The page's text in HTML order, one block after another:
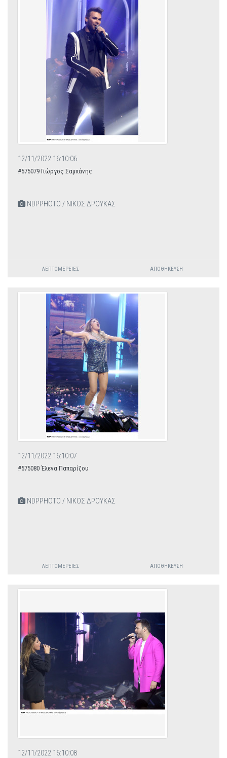
12/11/2022 16:10:06
#575079 Γιώργος Σαμπάνης
NDPPHOTO / ΝΙΚΟΣ ΔΡΟΥΚΑΣ
ΛΕΠΤΟΜΈΡΕΙΕΣ ΑΠΟΘΉΚΕΥΣΗ
12/11/2022 16:10:07
#575080 Έλενα Παπαρίζου
NDPPHOTO / ΝΙΚΟΣ ΔΡΟΥΚΑΣ
ΛΕΠΤΟΜΈΡΕΙΕΣ ΑΠΟΘΉΚΕΥΣΗ
12/11/2022 16:10:08